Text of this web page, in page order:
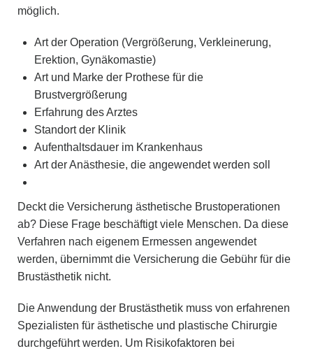
möglich.
Art der Operation (Vergrößerung, Verkleinerung,
Erektion, Gynäkomastie)
Art und Marke der Prothese für die
Brustvergrößerung
Erfahrung des Arztes
Standort der Klinik
Aufenthaltsdauer im Krankenhaus
Art der Anästhesie, die angewendet werden soll
Deckt die Versicherung ästhetische Brustoperationen
ab? Diese Frage beschäftigt viele Menschen. Da diese
Verfahren nach eigenem Ermessen angewendet
werden, übernimmt die Versicherung die Gebühr für die
Brustästhetik nicht.
Die Anwendung der Brustästhetik muss von erfahrenen
Spezialisten für ästhetische und plastische Chirurgie
durchgeführt werden. Um Risikofaktoren bei